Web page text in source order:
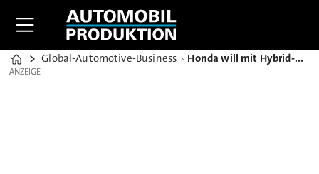
Home
Global-Automotive-Business Honda will mit Hybrid-Offensive wieder punkten
ANZEIGE
ANZEIGE